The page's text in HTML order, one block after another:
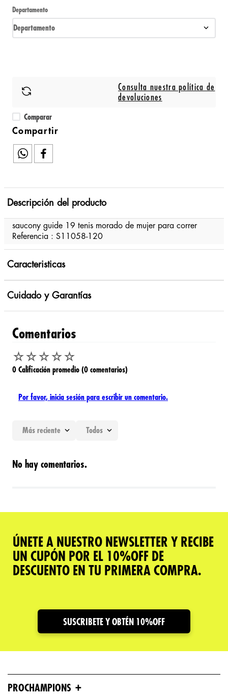
Departamento
Departamento
Consulta nuestra política de
devoluciones
Comparar
Descripción del producto
saucony guide 19 tenis morado de mujer para correr
Referencia : S11058-120
Caracteristicas
Cuidado y Garantías
Comentarios
☆☆☆☆☆
0 Calificación promedio (0 comentarios)
Por favor, inicia sesión para escribir un comentario.
Más reciente Todos
No hay comentarios.
ÚNETE A NUESTRO NEWSLETTER Y RECIBE
UN CUPÓN POR EL 10%OFF DE
DESCUENTO EN TU PRIMERA COMPRA.
SUSCRIBETE Y OBTÉN 10%OFF
PROCHAMPIONS +